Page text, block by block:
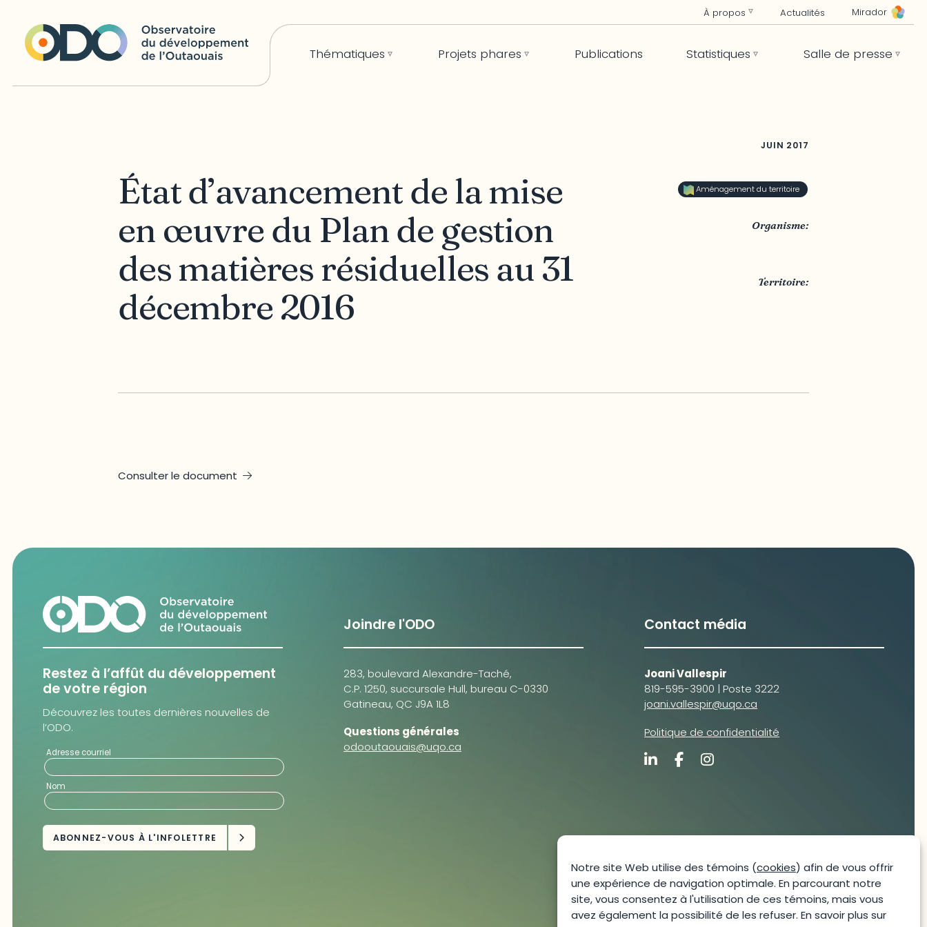
Notre site Web utilise des témoins (cookies) afin de vous offrir
une expérience de navigation optimale. En parcourant notre
site, vous consentez à l'utilisation de ces témoins, mais vous
avez également la possibilité de les refuser. En savoir plus sur
À propos Actualités Mirador
Thématiques Projets phares Publications Statistiques Salle de presse
JUIN 2017
État d’avancement de la mise
en œuvre du Plan de gestion
des matières résiduelles au 31
décembre 2016
Aménagement du territoire
Organisme:
Territoire:
Consulter le document
Restez à l’affût du développement
de votre région
Découvrez les toutes dernières nouvelles de
l’ODO.
Adresse courriel
Nom
Joindre l'ODO
283, boulevard Alexandre-Taché,
C.P. 1250, succursale Hull, bureau C-0330
Gatineau, QC J9A 1L8
Questions générales
odooutaouais@uqo.ca
Contact média
Joani Vallespir
819-595-3900 | Poste 3222
joani.vallespir@uqo.ca
Politique de confidentialité